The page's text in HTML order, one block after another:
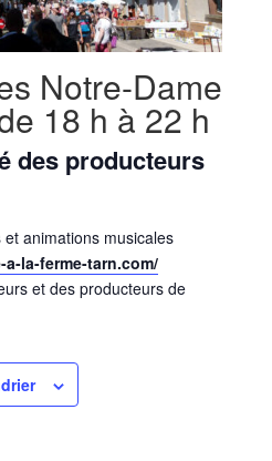
Notre-Dame
18 h à 22 h
des producteurs
animations musicales
la-ferme-tarn.com/
et des producteurs de